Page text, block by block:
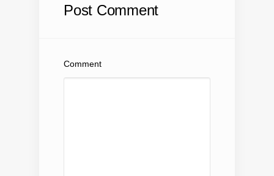
Post Comment
Comment